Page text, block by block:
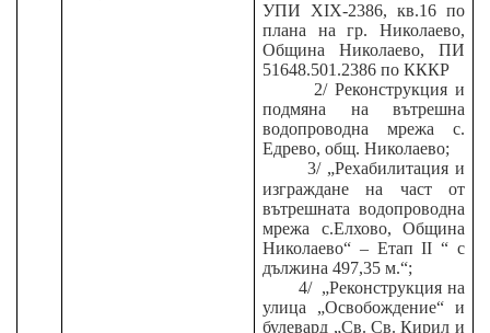
УПИ XIX-2386, кв.16 по
плана на гр. Николаево,
Община Николаево, ПИ
51648.501.2386 по КККР
2/Реконструкция и
подмяна на вътрешна
водопроводна мрежа с.
Едрево, общ. Николаево;
3/ „Рехабилитация и
изграждане на част от
вътрешната водопроводна
мрежа с.Елхово, Община
Николаево“ – Етап II “ с
дължина 497,35 м.“;
4/ „Реконструкция на
улица „Освобождение“ и
булевард „Св. Св. Кирил и